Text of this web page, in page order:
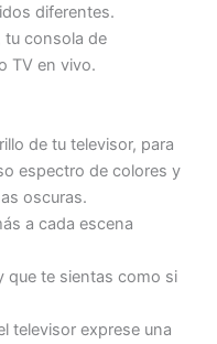
diferentes.
tu consola de
TV en vivo.
de tu televisor, para
espectro de colores y
oscuras.
a cada escena
que te sientas como si
televisor exprese una